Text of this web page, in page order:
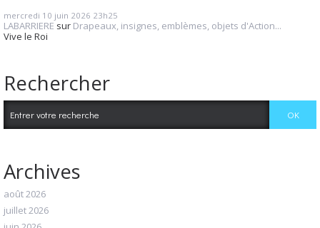
mercredi 10 juin 2026 23h25
LABARRIERE sur Drapeaux, insignes, emblèmes, objets d'Action...
Vive le Roi
Rechercher
Archives
août 2026
juillet 2026